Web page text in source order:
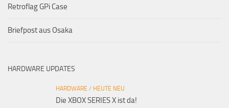
Retroflag GPi Case
Briefpost aus Osaka
HARDWARE UPDATES
HARDWARE / HEUTE NEU
Die XBOX SERIES X ist da!